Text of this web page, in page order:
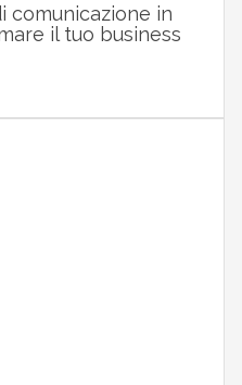
comunicazione in
il tuo business